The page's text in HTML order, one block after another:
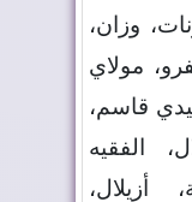
وزان،
مولاي
قاسم،
الفقيه
أزيلال،